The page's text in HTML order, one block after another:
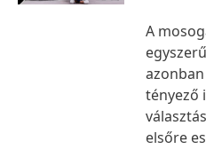
A
tényező
elsőre